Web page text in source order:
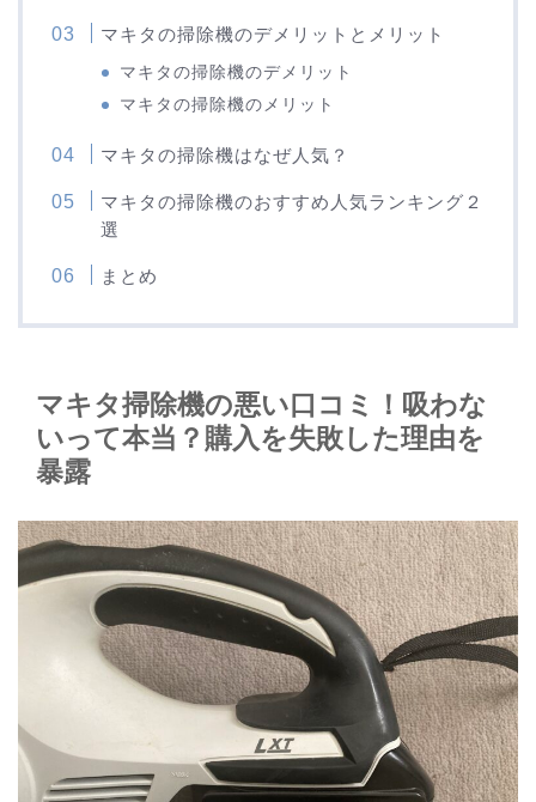
マキタの掃除機のデメリットとメリット
マキタの掃除機のデメリット
マキタの掃除機のメリット
マキタの掃除機はなぜ人気？
マキタの掃除機のおすすめ人気ランキング２
選
まとめ
マキタ掃除機の悪い口コミ！吸わな
いって本当？購入を失敗した理由を
暴露